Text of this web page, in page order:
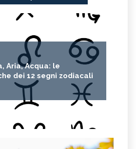
Aria, Acqua: le
dei 12 segni zodiacali